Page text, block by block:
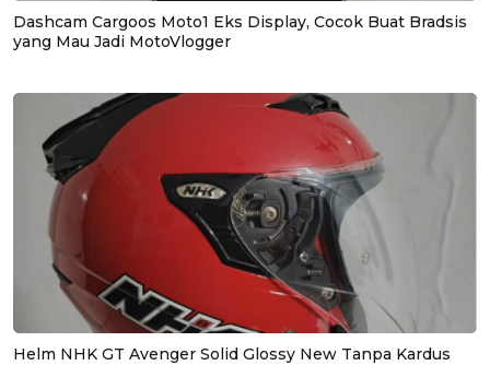
Dashcam Cargoos Moto1 Eks Display, Cocok Buat Bradsis
yang Mau Jadi MotoVlogger
Helm NHK GT Avenger Solid Glossy New Tanpa Kardus